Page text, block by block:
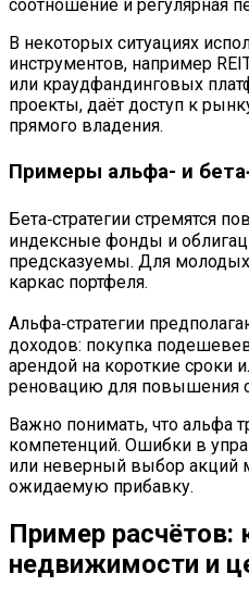
соотношение и регулярная
В некоторых ситуациях
инструментов, например
или краудфандинговых
проекты, даёт доступ к
прямого владения.
Примеры альфа- и
Бета‑стратегии стремятся
индексные фонды и
предсказуемы. Для
каркас портфеля.
Альфа‑стратегии
доходов: покупка
арендой на короткие сроки
реновацию для повышения
Важно понимать, что альфа
компетенций. Ошибки в
или неверный выбор акций
ожидаемую прибавку.
Пример
недвижимости и